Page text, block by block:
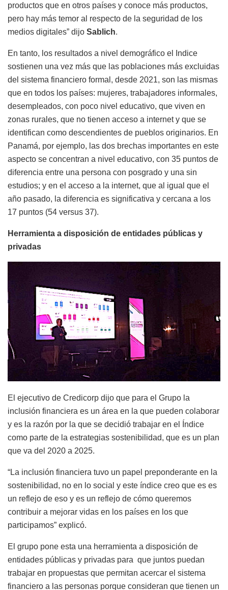
productos que en otros países y conoce más productos,
pero hay más temor al respecto de la seguridad de los
medios digitales” dijo Sablich.
En tanto, los resultados a nivel demográfico el Indice
sostienen una vez más que las poblaciones más excluidas
del sistema financiero formal, desde 2021, son las mismas
que en todos los países: mujeres, trabajadores informales,
desempleados, con poco nivel educativo, que viven en
zonas rurales, que no tienen acceso a internet y que se
identifican como descendientes de pueblos originarios. En
Panamá, por ejemplo, las dos brechas importantes en este
aspecto se concentran a nivel educativo, con 35 puntos de
diferencia entre una persona con posgrado y una sin
estudios; y en el acceso a la internet, que al igual que el
año pasado, la diferencia es significativa y cercana a los
17 puntos (54 versus 37).
Herramienta a disposición de entidades públicas y
privadas
El ejecutivo de Credicorp dijo que para el Grupo la
inclusión financiera es un área en la que pueden colaborar
y es la razón por la que se decidió trabajar en el Índice
como parte de la estrategias sostenibilidad, que es un plan
que va del 2020 a 2025.
“La inclusión financiera tuvo un papel preponderante en la
sostenibilidad, no en lo social y este índice creo que es es
un reflejo de eso y es un reflejo de cómo queremos
contribuir a mejorar vidas en los países en los que
participamos” explicó.
El grupo pone esta una herramienta a disposición de
entidades públicas y privadas para que juntos puedan
trabajar en propuestas que permitan acercar el sistema
financiero a las personas porque consideran que tienen un